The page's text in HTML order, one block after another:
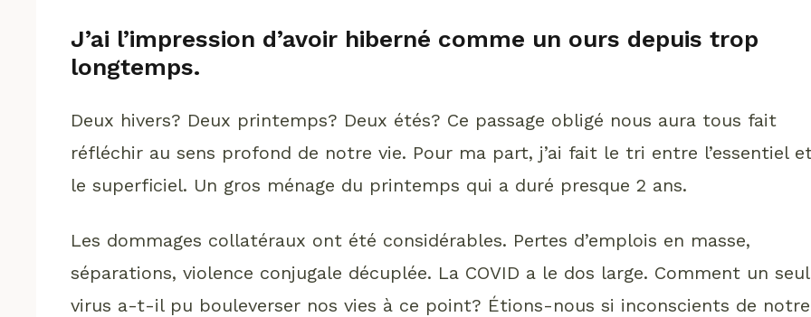
J’ai l’impression d’avoir hiberné comme un ours depuis trop
longtemps.
Deux hivers? Deux printemps? Deux étés? Ce passage obligé nous aura tous fait
réfléchir au sens profond de notre vie. Pour ma part, j’ai fait le tri entre l’essentiel
le superficiel. Un gros ménage du printemps qui a duré presque 2 ans.
Les dommages collatéraux ont été considérables. Pertes d’emplois en masse,
séparations, violence conjugale décuplée. La COVID a le dos large. Comment un seul
virus a-t-il pu bouleverser nos vies à ce point? Étions-nous si inconscients de notre